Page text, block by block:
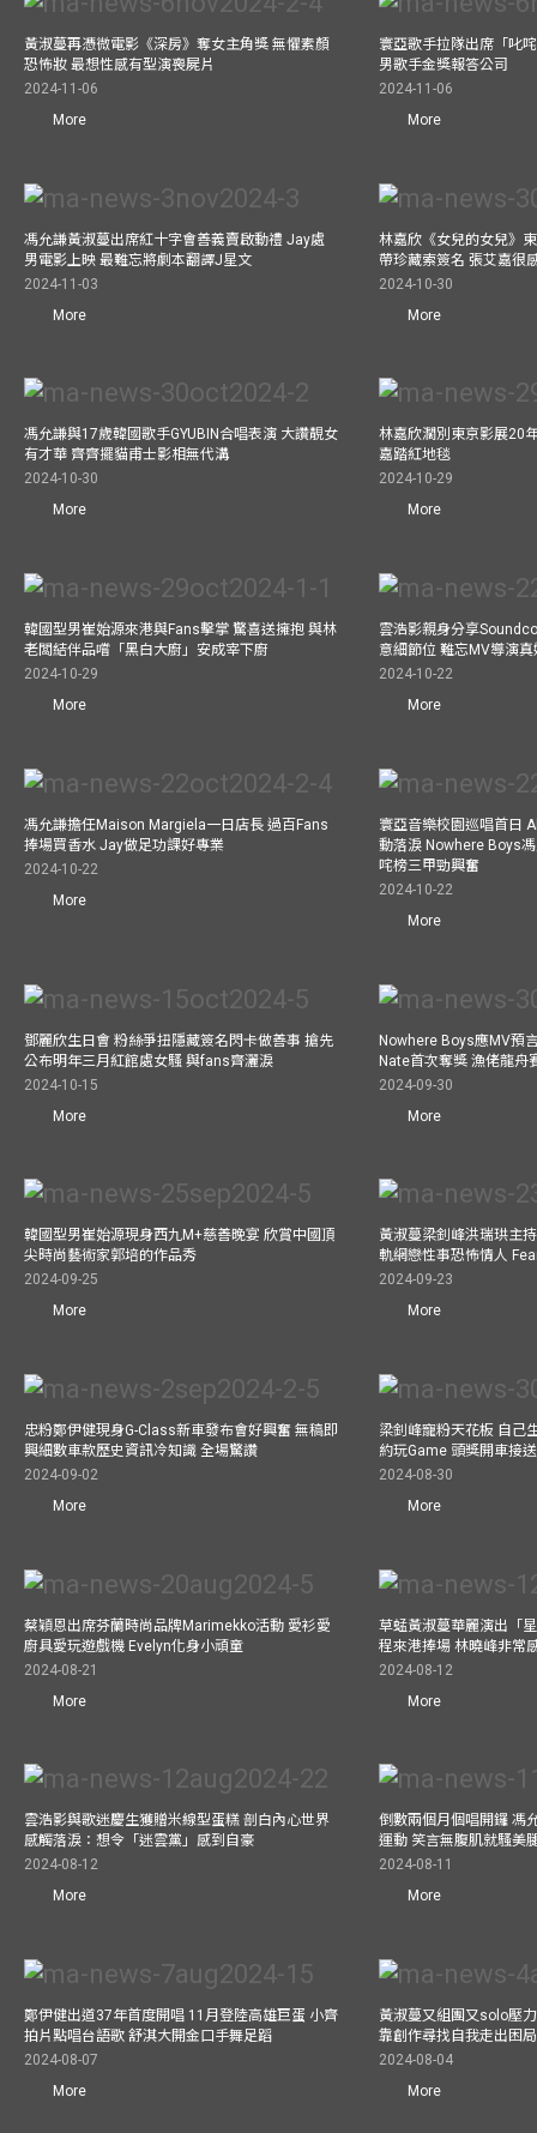
黃淑蔓再憑微電影《深房》奪女主角獎 無懼素顏
恐怖妝 最想性感有型演喪屍片
2024-11-06
More
寰亞歌手拉隊出席「叱
男歌手金獎報答公司
2024-11-06
More
馮允謙黃淑蔓出席紅十字會善義賣啟動禮 Jay處
男電影上映 最難忘將劇本翻譯J星文
2024-11-03
More
林嘉欣《女兒的女兒》
帶珍藏索簽名 張艾嘉很
2024-10-30
More
馮允謙與17歲韓國歌手GYUBIN合唱表演 大讚靚女
有才華 齊齊擺貓甫士影相無代溝
2024-10-30
More
林嘉欣濶別東京影展20
嘉踏紅地毯
2024-10-29
More
韓國型男崔始源來港與Fans擊掌 驚喜送擁抱 與林
老闆結伴品嚐「黑白大廚」安成宰下廚
2024-10-29
More
雲浩影親身分享
意細節位 難忘MV導演
2024-10-22
More
馮允謙擔任Maison Margiela一日店長 過百Fans
捧場買香水 Jay做足功課好專業
2024-10-22
More
寰亞音樂校園巡唱首日
動落淚 Nowhere Boys
咤榜三甲勁興奮
2024-10-22
More
鄧麗欣生日會 粉絲爭扭隱藏簽名閃卡做善事 搶先
公布明年三月紅館處女騷 與fans齊灑淚
2024-10-15
More
Nowhere Boys應MV預
Nate首次奪獎 漁佬龍舟
2024-09-30
More
韓國型男崔始源現身西九M+慈善晚宴 欣賞中國頂
尖時尚藝術家郭培的作品秀
2024-09-25
More
黃淑蔓梁釗峰洪瑞珙主
軌網戀性事恐怖情人
2024-09-23
More
忠粉鄭伊健現身G-Class新車發布會好興奮 無稿即
興細數車款歷史資訊冷知識 全場驚讚
2024-09-02
More
梁釗峰寵粉天花板 自己
約玩Game 頭獎開車接送
2024-08-30
More
蔡穎恩出席芬蘭時尚品牌Marimekko活動 愛衫愛
廚具愛玩遊戲機 Evelyn化身小頑童
2024-08-21
More
草蜢黃淑蔓華麗演出「
程來港捧場 林曉峰非常
2024-08-12
More
雲浩影與歌迷慶生獲贈米線型蛋糕 剖白內心世界
感觸落淚：想令「迷雲黨」感到自豪
2024-08-12
More
倒數兩個月個唱開鑼 馮
運動 笑言無腹肌就騷美
2024-08-11
More
鄭伊健出道37年首度開唱 11月登陸高雄巨蛋 小齊
拍片點唱台語歌 舒淇大開金口手舞足蹈
2024-08-07
More
黃淑蔓又組團又solo壓
靠創作尋找自我走出困局
2024-08-04
More